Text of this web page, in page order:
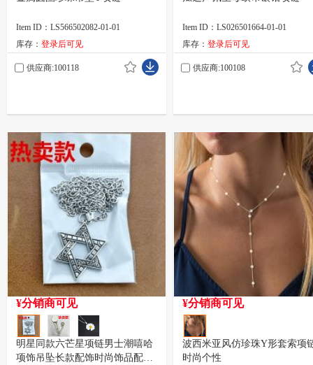
Item ID：LS566502082-01-01
库存： 登录后可见
供应商:100118
Item ID：LS026501664-01-01
库存： 登录后可见
供应商:100108
¥分销商可见
明星同款六芒星项链男士潮嘻哈
项饰吊坠长款配饰时尚饰品配
¥分销商可见
波西米亚风仿珍珠Y形套索项
时尚个性